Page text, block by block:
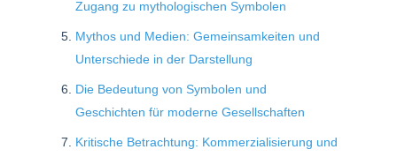
Zugang zu mythologischen Symbolen
Mythos und Medien: Gemeinsamkeiten und
Unterschiede in der Darstellung
Die Bedeutung von Symbolen und
Geschichten für moderne Gesellschaften
Kritische Betrachtung: Kommerzialisierung und